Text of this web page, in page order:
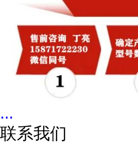
...
联系我们